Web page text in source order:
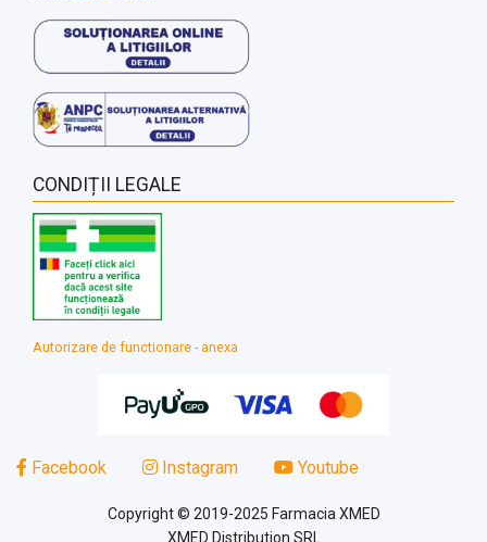
CONDIȚII LEGALE
Autorizare de functionare - anexa
Facebook Instagram Youtube
Copyright © 2019-2025 Farmacia XMED
XMED Distribution SRL